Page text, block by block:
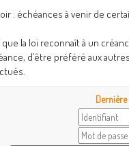
: échéances à venir de
que la loi reconnaît à un
d’être préféré aux